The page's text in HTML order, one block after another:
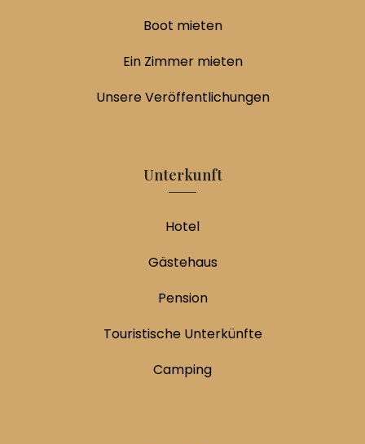
Boot mieten
Ein Zimmer mieten
Unsere Veröffentlichungen
Unterkunft
Hotel
Gästehaus
Pension
Touristische Unterkünfte
Camping